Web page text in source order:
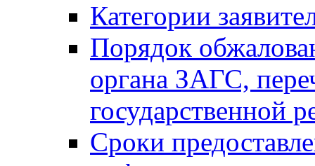
Категории
Порядок
органа ЗАГС,
государственной
Сроки